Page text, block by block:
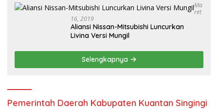
Ma
Ret
16, 2019
Aliansi Nissan-Mitsubishi Luncurkan
Livina Versi Mungil
Selengkapnya
Pemerintah Daerah Kabupaten Kuantan Singingi